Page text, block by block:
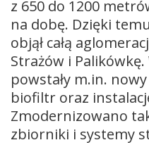
z 650 do 1200
na dobę. Dzięki
objął całą
Strażów i
powstały m.in.
biofiltr oraz
Zmodernizowano
zbiorniki i systemy